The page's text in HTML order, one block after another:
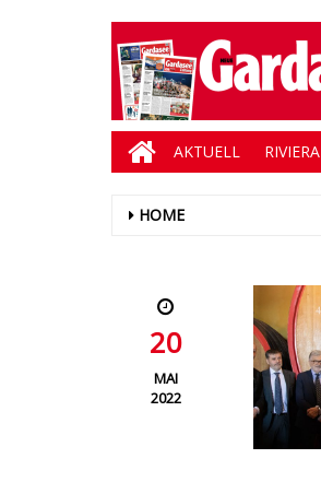
AKTUELL RIVIERA
HOME
20
MAI
2022